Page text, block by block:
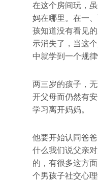
在这个房间玩，
妈在哪里。在一
孩知道没有看见
示消失了，当这
中就学到一个规
两三岁的孩子，
开父母而仍然有
学习离开妈妈。
他要开始认同爸
什么我们说父亲
的，有很多这方
个男孩子社交心